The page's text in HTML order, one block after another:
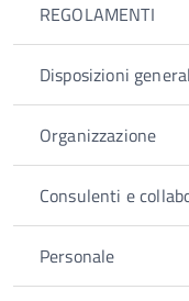
REGOLAMENTI
Disposizioni
Organizzazione
Consulenti e
Personale